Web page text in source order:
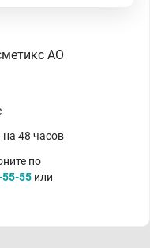
АО
на 48 часов
по
55 или